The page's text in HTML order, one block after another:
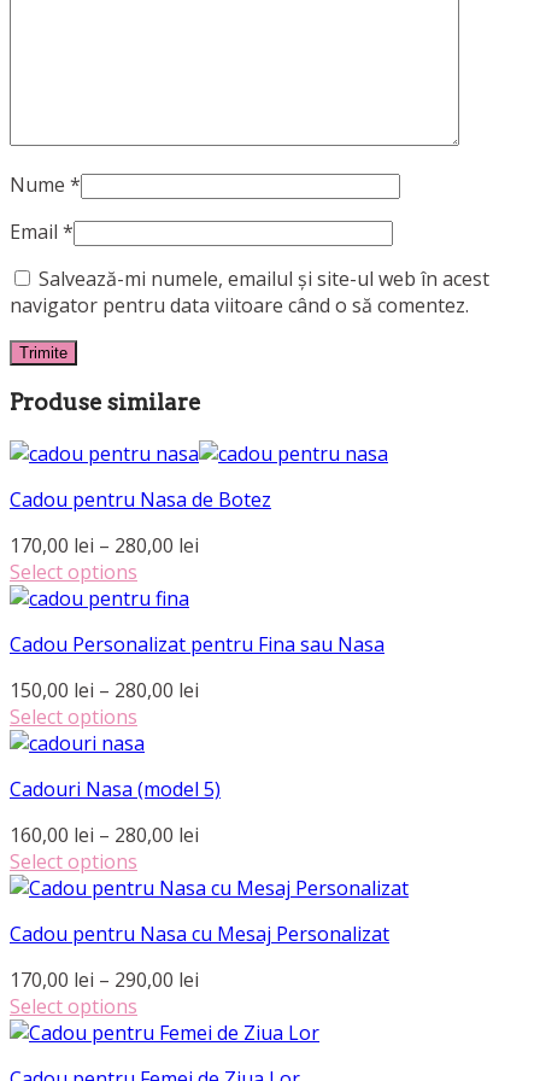
Nume *
Email *
Salvează-mi numele, emailul și site-ul web în acest
navigator pentru data viitoare când o să comentez.
Produse similare
Cadou pentru Nasa de Botez
170,00 lei – 280,00 lei
până
Select options
Acest
are
mai
multe
variații.
Opțiunile
pot
alese
în
pagina
Cadou Personalizat pentru Fina sau Nasa
150,00 lei – 280,00 lei
până
Select options
Acest
are
mai
multe
variații.
Opțiunile
pot
alese
în
pagina
Cadouri Nasa (model 5)
160,00 lei – 280,00 lei
prețuri:
până
Select options
Acest
are
mai
multe
variații.
Opțiunile
pot
Cadou pentru Nasa cu Mesaj Personalizat
170,00 lei – 290,00 lei
prețuri:
Select options
Acest